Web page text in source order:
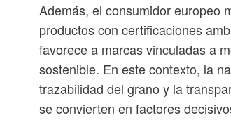
Además, el consumidor europeo
productos con certificaciones
favorece a marcas vinculadas a
sostenible. En este contexto, la
trazabilidad del grano y la
se convierten en factores